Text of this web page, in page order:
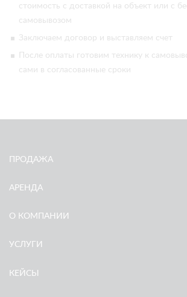
стоимость с доставкой на объект или с
самовывозом
Заключаем договор и выставляем счет
После оплаты готовим технику к
сами в согласованные сроки
ПРОДАЖА
АРЕНДА
О КОМПАНИИ
УСЛУГИ
КЕЙСЫ